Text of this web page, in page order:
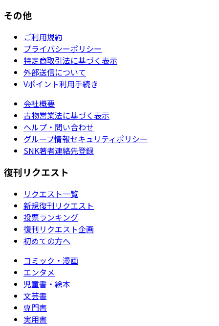
その他
ご利用規約
プライバシーポリシー
特定商取引法に基づく表示
外部送信について
Vポイント利用手続き
会社概要
古物営業法に基づく表示
ヘルプ・問い合わせ
グループ情報セキュリティポリシー
SNK著者連絡先登録
復刊リクエスト
リクエスト一覧
新規復刊リクエスト
投票ランキング
復刊リクエスト企画
初めての方へ
コミック・漫画
エンタメ
児童書・絵本
文芸書
専門書
実用書